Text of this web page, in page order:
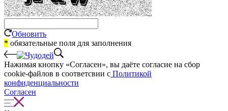
Обновить
* обязательные поля для заполнения
Нажимая кнопку «Согласен», вы даёте cогласие на сбор
cookie-файлов в соответсвии с Политикой
конфиденциальности
Согласен